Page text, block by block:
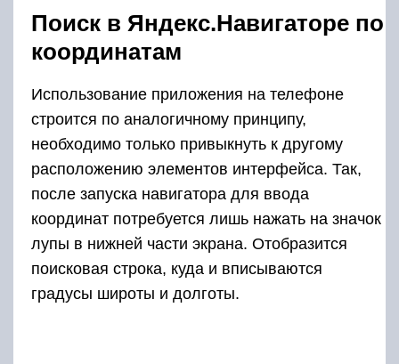
Поиск в Яндекс.Навигаторе по
координатам
Использование приложения на телефоне
строится по аналогичному принципу,
необходимо только привыкнуть к другому
расположению элементов интерфейса. Так,
после запуска навигатора для ввода
координат потребуется лишь нажать на значок
лупы в нижней части экрана. Отобразится
поисковая строка, куда и вписываются
градусы широты и долготы.